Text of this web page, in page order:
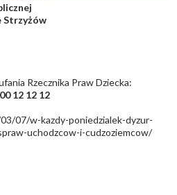
Strzyżów
Rzecznika Praw Dziecka:
12 12 12
07/w-kazdy-poniedzialek-dyzur-
uchodzcow-i-cudzoziemcow/